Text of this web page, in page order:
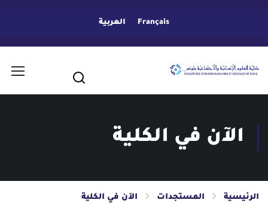
Français العربية
الآن في الكلية
الرئيسية المستجدات الآن في الكلية